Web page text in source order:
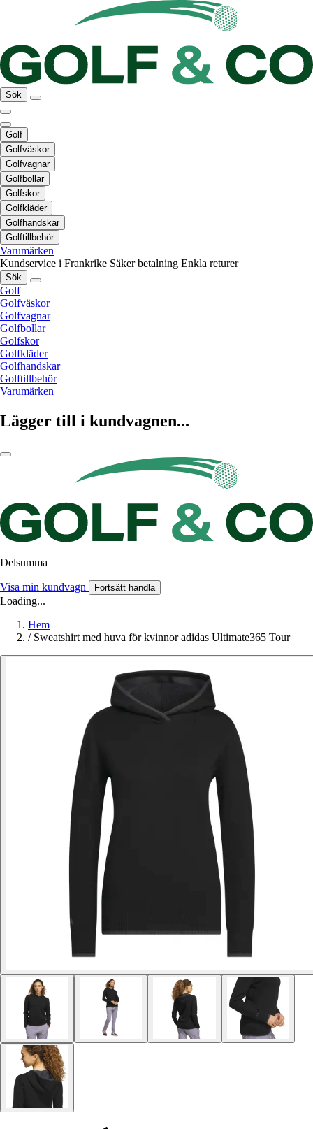
Sök
Golf
Golfväskor
Golfvagnar
Golfbollar
Golfskor
Golfkläder
Golfhandskar
Golftillbehör
Varumärken
Kundservice i Frankrike Säker betalning Enkla returer
Sök
Golf
Golfväskor
Golfvagnar
Golfbollar
Golfskor
Golfkläder
Golfhandskar
Golftillbehör
Varumärken
Lägger till i kundvagnen...
Delsumma
Visa min kundvagn Fortsätt handla
Loading...
Hem
/ Sweatshirt med huva för kvinnor adidas Ultimate365 Tour